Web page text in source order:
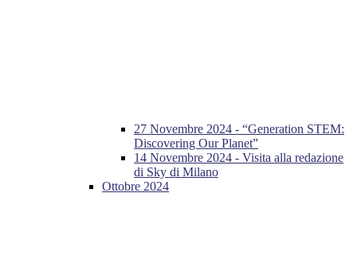
27 Novembre 2024 - “Generation STEM:
Discovering Our Planet”
14 Novembre 2024 - Visita alla redazione
di Sky di Milano
Ottobre 2024